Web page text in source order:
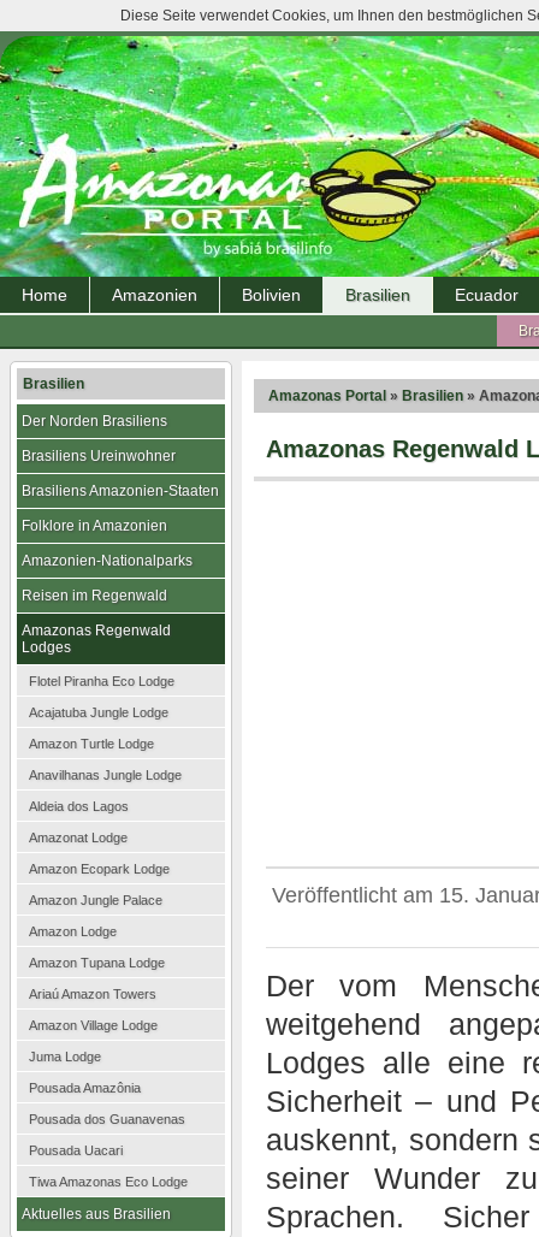
Home Amazonien Bolivien Brasilien Ecuador
Amazonas Portal » Brasilien »
Amazonas Regenwald
Veröffentlicht am 15.
Der vom
weitgehend
Lodges alle eine
Sicherheit – und
auskennt, sondern
seiner Wunder
Sprachen.
Brasilien
Der Norden Brasiliens
Brasiliens Ureinwohner
Brasiliens Amazonien-Staaten
Folklore in Amazonien
Amazonien-Nationalparks
Reisen im Regenwald
Amazonas Regenwald
Lodges
Flotel Piranha Eco Lodge
Acajatuba Jungle Lodge
Amazon Turtle Lodge
Anavilhanas Jungle Lodge
Aldeia dos Lagos
Amazonat Lodge
Amazon Ecopark Lodge
Amazon Jungle Palace
Amazon Lodge
Amazon Tupana Lodge
Ariaú Amazon Towers
Amazon Village Lodge
Juma Lodge
Pousada Amazônia
Pousada dos Guanavenas
Pousada Uacari
Tiwa Amazonas Eco Lodge
Aktuelles aus Brasilien
Diese Seite verwendet Cookies, um Ihnen den bestmöglichen